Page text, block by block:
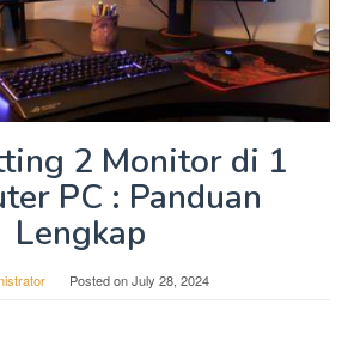
2 Monitor di 1
PC : Panduan
Lengkap
Posted onJuly 28, 2024